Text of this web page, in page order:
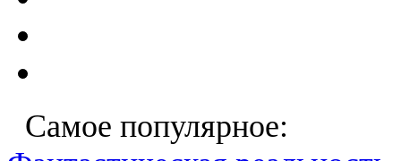
Самое популярное: